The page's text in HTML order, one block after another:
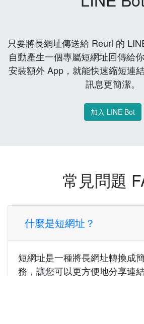
只要將長網址傳送給 Reurl 的
自動產生一個專屬短網址回傳給
安裝額外 App，就能快速縮短連
訊息更簡潔。
加入 LINE Bot
常見問題
什麼是短網址？
短網址是一種將長網址轉換成
務，讓您可以更方便地分享連結